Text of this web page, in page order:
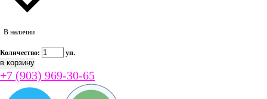
В наличии
Количество: уп.
+7 (903) 969-30-65